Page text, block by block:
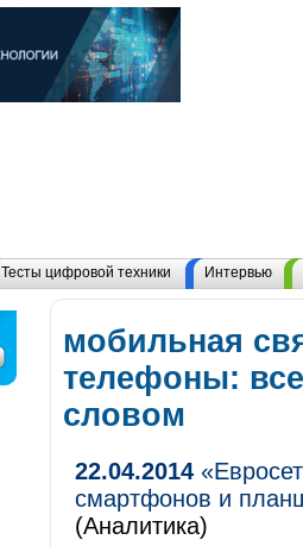
Тесты цифровой техники Интервью
мобильная
телефоны:
словом
22.04.2014
смартфонов и
(Аналитика)